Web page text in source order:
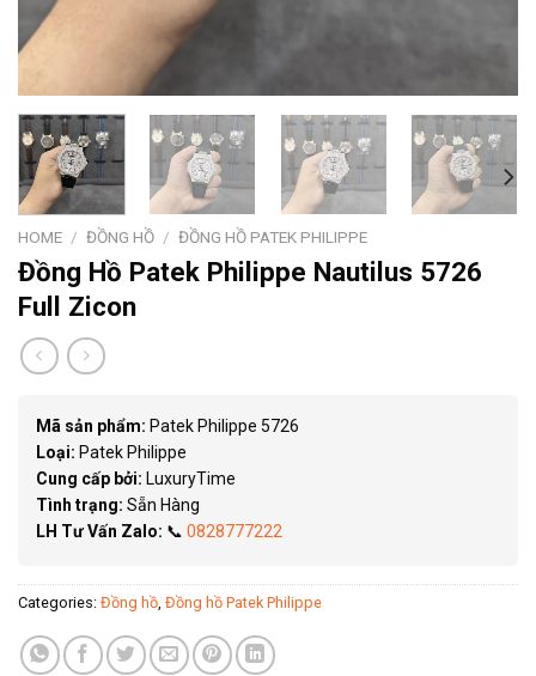
HOME / ĐỒNG HỒ / ĐỒNG HỒ PATEK PHILIPPE
Đồng Hồ Patek Philippe Nautilus 5726
Full Zicon
Mã sản phẩm: Patek Philippe 5726
Loại: Patek Philippe
Cung cấp bởi: LuxuryTime
Tình trạng: Sẵn Hàng
LH Tư Vấn Zalo: 📞 0828777222
Categories: Đồng hồ Đồng hồ Patek Philippe